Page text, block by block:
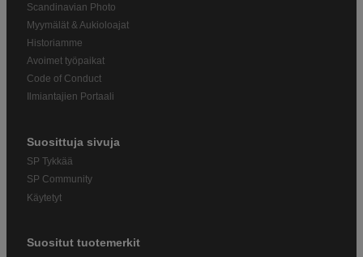
Scandinavian Photo
Myymälät & Aukioloajat
Historiamme
Avoimet työpaikat
Code of Conduct
Ilmiantajien Portaali
Suosittuja sivuja
SP Tykkää
SP Community
Käytetyt
Suositut tuotemerkit